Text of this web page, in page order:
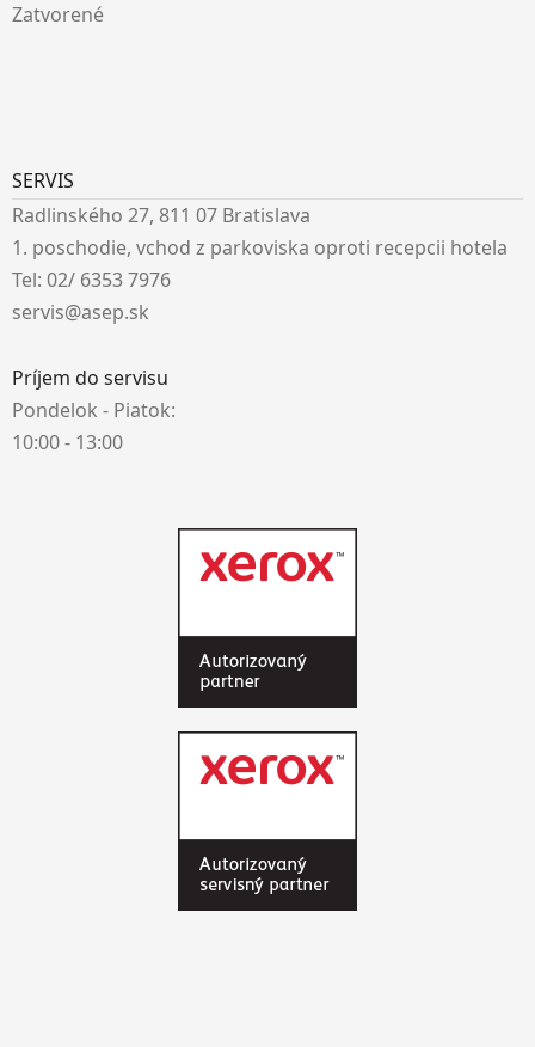
Zatvorené
SERVIS
Radlinského 27, 811 07 Bratislava
1. poschodie, vchod z parkoviska oproti recepcii hotela
Tel: 02/ 6353 7976
servis@asep.sk
Príjem do servisu
Pondelok - Piatok:
10:00 - 13:00